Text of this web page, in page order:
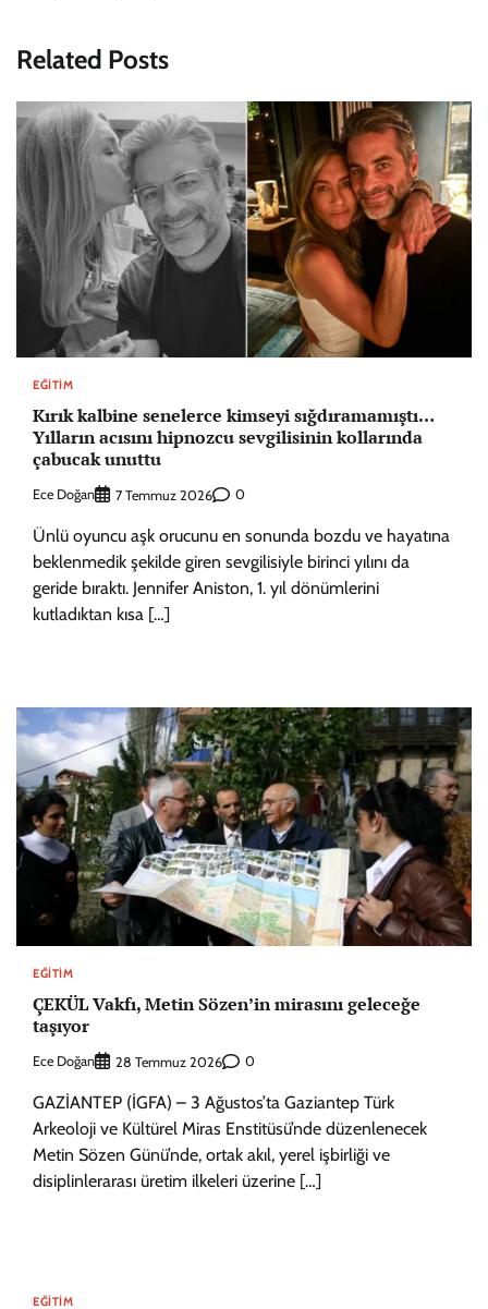
Related Posts
EĞITIM
Kırık kalbine senelerce kimseyi sığdıramamıştı…
Yılların acısını hipnozcu sevgilisinin kollarında
çabucak unuttu
Ece Doğan 7 Temmuz 2026 0
Ünlü oyuncu aşk orucunu en sonunda bozdu ve hayatına
beklenmedik şekilde giren sevgilisiyle birinci yılını da
geride bıraktı. Jennifer Aniston, 1. yıl dönümlerini
kutladıktan kısa […]
EĞITIM
ÇEKÜL Vakfı, Metin Sözen’in mirasını geleceğe
taşıyor
Ece Doğan 28 Temmuz 2026 0
GAZİANTEP (İGFA) – 3 Ağustos’ta Gaziantep Türk
Arkeoloji ve Kültürel Miras Enstitüsü’nde düzenlenecek
Metin Sözen Günü’nde, ortak akıl, yerel işbirliği ve
disiplinlerarası üretim ilkeleri üzerine […]
EĞITIM